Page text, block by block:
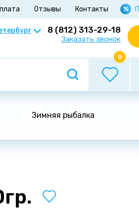
Отзывы Контакты
8 (812) 313-29-18
Заказать звонок
0
Зимняя рыбалка